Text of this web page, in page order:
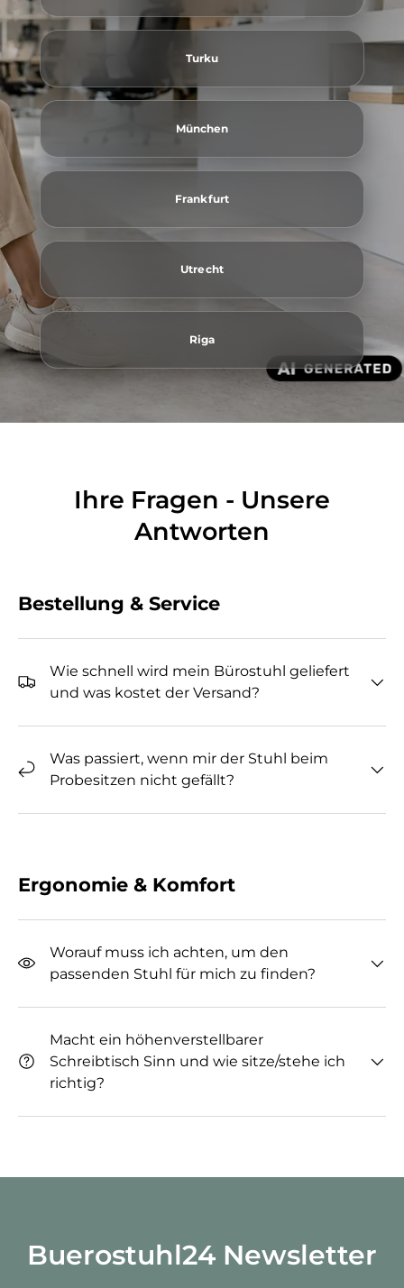
Turku
München
Frankfurt
Utrecht
Riga
Ihre Fragen - Unsere
Antworten
Bestellung & Service
Wie schnell wird mein Bürostuhl geliefert
und was kostet der Versand?
Was passiert, wenn mir der Stuhl beim
Probesitzen nicht gefällt?
Ergonomie & Komfort
Worauf muss ich achten, um den
passenden Stuhl für mich zu finden?
Macht ein höhenverstellbarer
Schreibtisch Sinn und wie sitze/stehe ich
richtig?
Buerostuhl24 Newsletter